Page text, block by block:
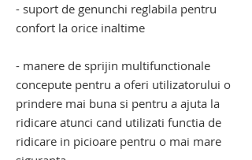
- suport de genunchi reglabila pentru
confort la orice inaltime
- manere de sprijin multifunctionale
concepute pentru a oferi utilizatorului o
prindere mai buna si pentru a ajuta la
ridicare atunci cand utilizati functia de
ridicare in picioare pentru o mai mare